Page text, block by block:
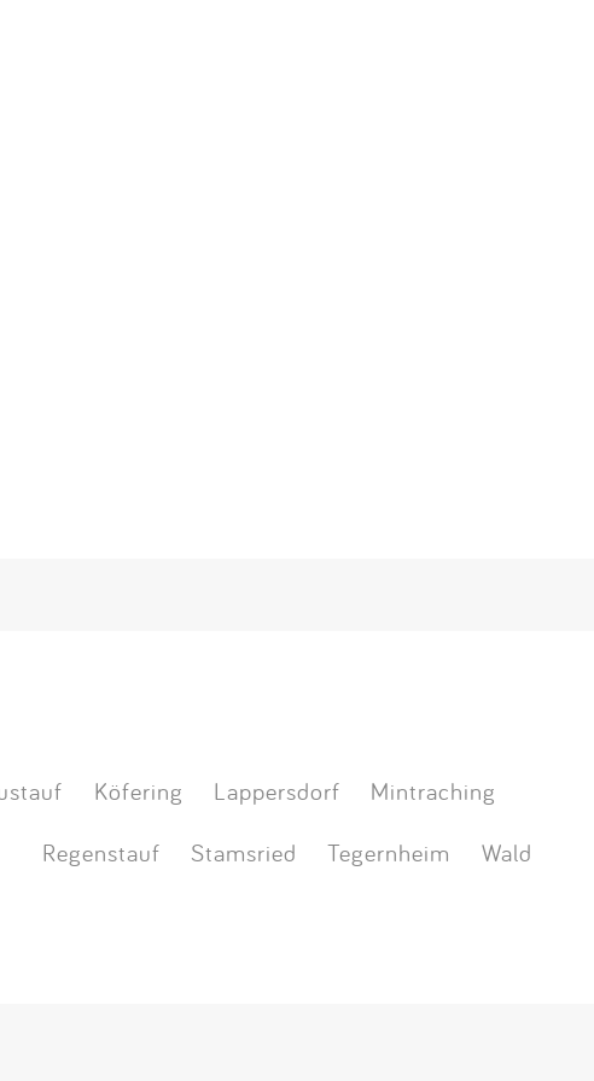
Köfering Lappersdorf
Mintraching
Regenstauf Stamsried Tegernheim
Wald